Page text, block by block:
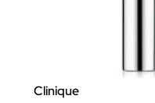
Clinique